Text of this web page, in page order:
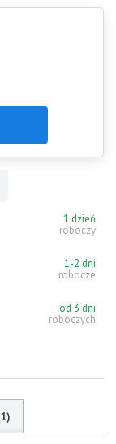
1 dzień
roboczy
1-2 dni
robocze
od 3 dni
roboczych